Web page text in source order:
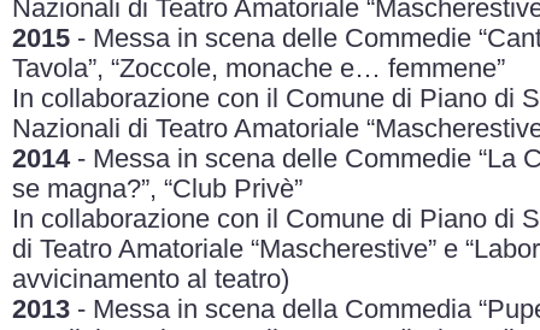
Nazionali di Teatro Amatoriale
2015 - Messa in scena delle Commedie
Tavola”, “Zoccole, monache e… femmene”
In collaborazione con il Comune di Piano di
Nazionali di Teatro Amatoriale
2014- Messa in scena delle Commedie “La
se magna?”, “Club Privè”
In collaborazione con il Comune di Piano di
di Teatro Amatoriale “Mascherestive” e
avvicinamento al teatro)
2013 - Messa in scena della Commedia